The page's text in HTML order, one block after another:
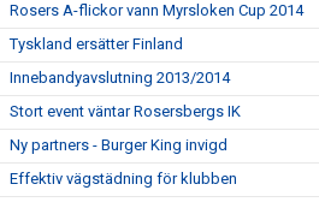
Rosers A-flickor vann Myrsloken Cup 2014
Tyskland ersätter Finland
Innebandyavslutning 2013/2014
Stort event väntar Rosersbergs IK
Ny partners - Burger King invigd
Effektiv vägstädning för klubben